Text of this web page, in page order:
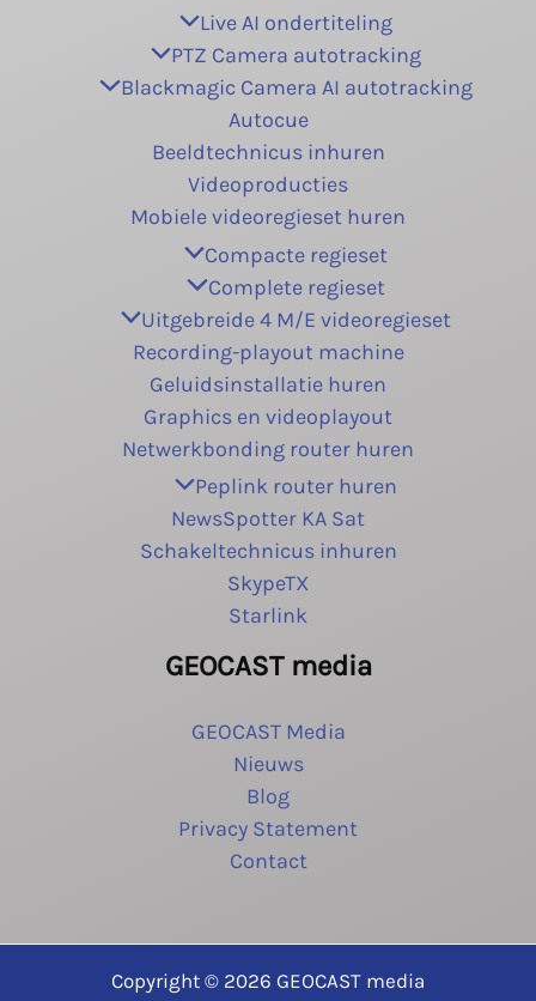
Live AI ondertiteling
PTZ Camera autotracking
Blackmagic Camera AI autotracking
Autocue
Beeldtechnicus inhuren
Videoproducties
Mobiele videoregieset huren
Compacte regieset
Complete regieset
Uitgebreide 4 M/E videoregieset
Recording-playout machine
Geluidsinstallatie huren
Graphics en videoplayout
Netwerkbonding router huren
Peplink router huren
NewsSpotter KA Sat
Schakeltechnicus inhuren
SkypeTX
Starlink
GEOCAST media
GEOCAST Media
Nieuws
Blog
Privacy Statement
Contact
Copyright © 2026 GEOCAST media